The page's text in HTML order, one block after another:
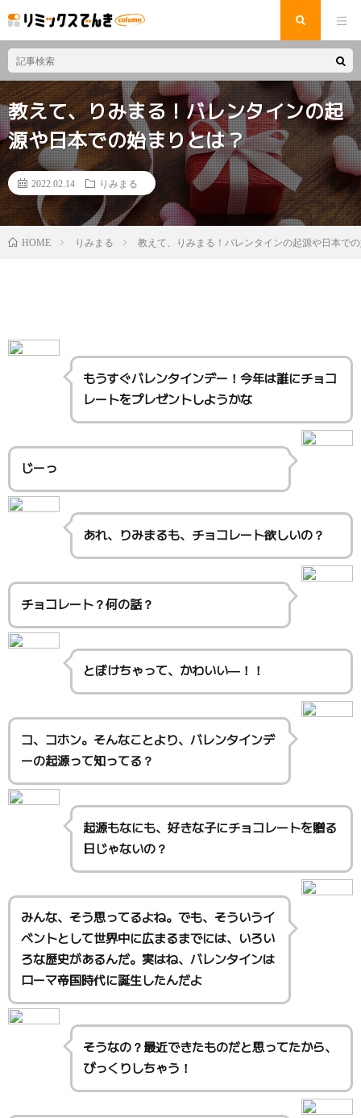
教えて、りみまる！バレンタインの起
源や日本での始まりとは？
2022.02.14 りみまる
HOME りみまる 教えて、りみまる！バレンタインの起源や日本で
もうすぐバレンタインデー！今年は誰にチョコ
レートをプレゼントしようかな
じーっ
あれ、りみまるも、チョコレート欲しいの？
チョコレート？何の話？
とぼけちゃって、かわいい―！！
コ、コホン。そんなことより、バレンタインデ
ーの起源って知ってる？
起源もなにも、好きな子にチョコレートを贈る
日じゃないの？
みんな、そう思ってるよね。でも、そういうイ
ベントとして世界中に広まるまでには、いろい
ろな歴史があるんだ。実はね、バレンタインは
ローマ帝国時代に誕生したんだよ
そうなの？最近できたものだと思ってたから、
びっくりしちゃう！